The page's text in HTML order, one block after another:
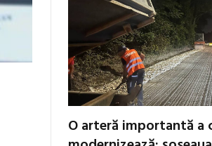
O arteră importantă a